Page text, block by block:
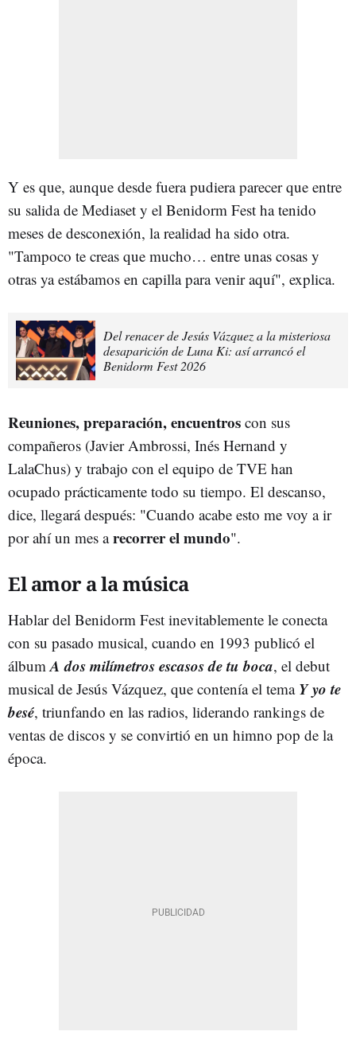
Y es que, aunque desde fuera pudiera parecer que entre
su salida de Mediaset y el Benidorm Fest ha tenido
meses de desconexión, la realidad ha sido otra.
"Tampoco te creas que mucho… entre unas cosas y
otras ya estábamos en capilla para venir aquí", explica.
Del renacer de Jesús Vázquez a la misteriosa
desaparición de Luna Ki: así arrancó el
Benidorm Fest 2026
Reuniones, preparación, encuentros con sus
compañeros (Javier Ambrossi, Inés Hernand y
LalaChus) y trabajo con el equipo de TVE han
ocupado prácticamente todo su tiempo. El descanso,
dice, llegará después: "Cuando acabe esto me voy a ir
por ahí un mes arecorrer el mundo".
El amor a la música
Hablar del Benidorm Fest inevitablemente le conecta
con su pasado musical, cuando en 1993 publicó el
álbum A dos milímetros escasos de tu boca, el debut
musical de Jesús Vázquez, que contenía el tema Y yo te
besé, triunfando en las radios, liderando rankings de
ventas de discos y se convirtió en un himno pop de la
época.